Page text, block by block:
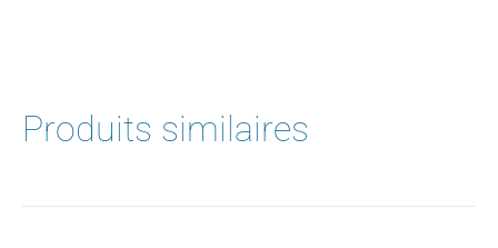
Produits similaires